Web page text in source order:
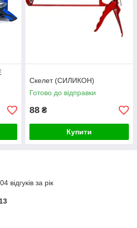
Скелет (СИЛИКОН)
Готово до відправки
88 ₴
Купити
відгуків за рік